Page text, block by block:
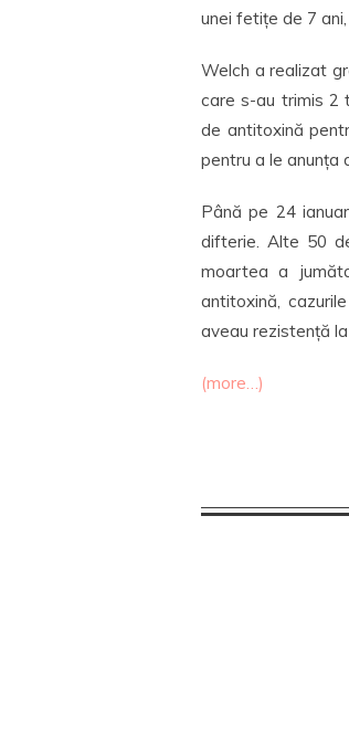
unei fetițe de 7
Welch a realizat
care s-au trimis 2
de antitoxină
pentru a le anunța
Până pe 24
difterie. Alte 50
moartea a
antitoxină,
aveau rezistență
(more…)